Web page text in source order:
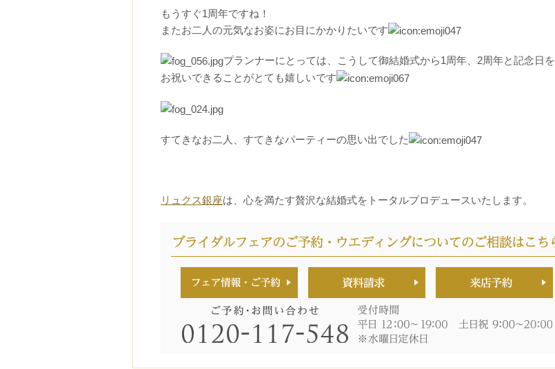
もうすぐ1周年ですね！
またお二人の元気なお姿にお目にかかりたいです
プランナーにとっては、こうして御結婚式から1周年、2周年と記念日を
お祝いできることがとても嬉しいです
すてきなお二人、すてきなパーティーの思い出でした
リュクス銀座は、心を満たす贅沢な結婚式をトータルプロデュースいたします。